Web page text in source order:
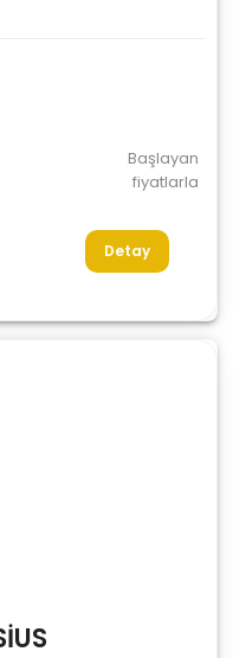
Başlayan
fiyatlarla
Detay